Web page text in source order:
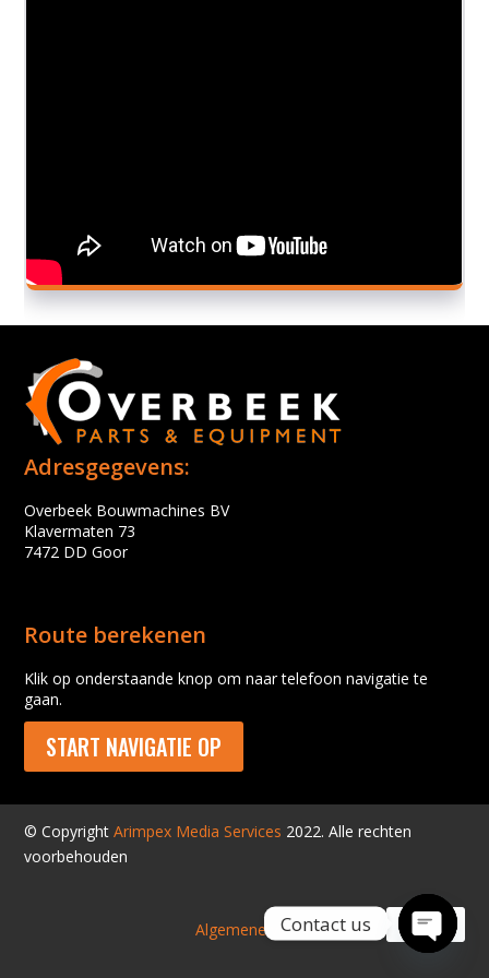
Adresgegevens:
Overbeek Bouwmachines BV
Klavermaten 73
7472 DD Goor
Route berekenen
Klik op onderstaande knop om naar telefoon navigatie te
gaan.
START NAVIGATIE OP
© CopyrightArimpex Media Services 2022. Alle rechten
voorbehouden
Algemene voorwaarden
Contact us
Open